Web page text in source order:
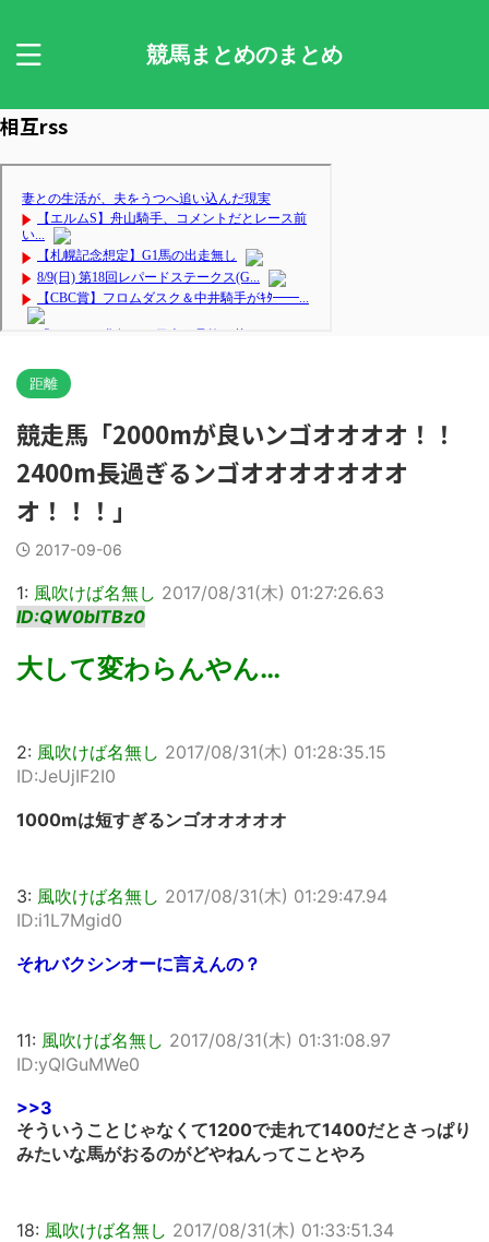
競馬まとめのまとめ
相互rss
距離
競走馬「2000mが良いンゴオオオオ！！
2400m長過ぎるンゴオオオオオオオ
オ！！！」
2017-09-06
1: 風吹けば名無し 2017/08/31(木) 01:27:26.63
ID:QW0bITBz0
大して変わらんやん…
2: 風吹けば名無し 2017/08/31(木) 01:28:35.15
ID:JeUjIF2I0
1000mは短すぎるンゴオオオオオ
3: 風吹けば名無し 2017/08/31(木) 01:29:47.94
ID:i1L7Mgid0
それバクシンオーに言えんの？
11: 風吹けば名無し 2017/08/31(木) 01:31:08.97
ID:yQlGuMWe0
>>3
そういうことじゃなくて1200で走れて1400だとさっぱり
みたいな馬がおるのがどやねんってことやろ
18: 風吹けば名無し 2017/08/31(木) 01:33:51.34